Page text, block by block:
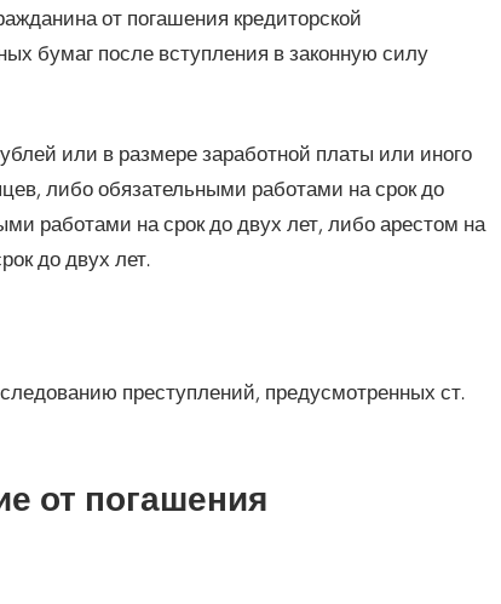
от погашения кредиторской
бумаг после вступления в законную силу
или в размере заработной платы или иного
либо обязательными работами на срок до
работами на срок до двух лет, либо арестом на
до двух лет.
преступлений, предусмотренных ст.
от погашения